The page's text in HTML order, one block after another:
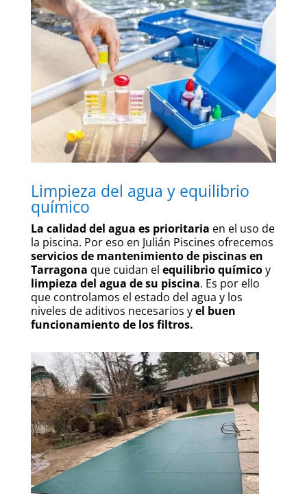
Limpieza del agua y equilibrio
químico
La calidad del agua es prioritaria en el uso de
la piscina. Por eso en Julián Piscines ofrecemos
servicios de mantenimiento de piscinas en
Tarragona que cuidan el equilibrio químicoy
limpieza del agua de su piscina. Es por ello
que controlamos el estado del agua y los
niveles de aditivos necesarios yel buen
funcionamiento de los filtros.